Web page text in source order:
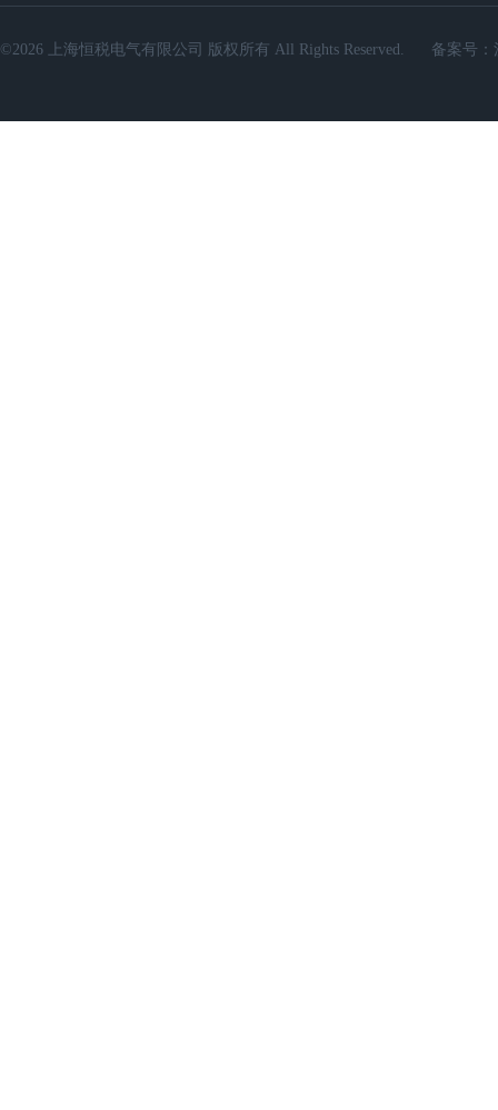
©2026 上海恒税电气有限公司 版权所有 All Rights Reserved. 备案号：